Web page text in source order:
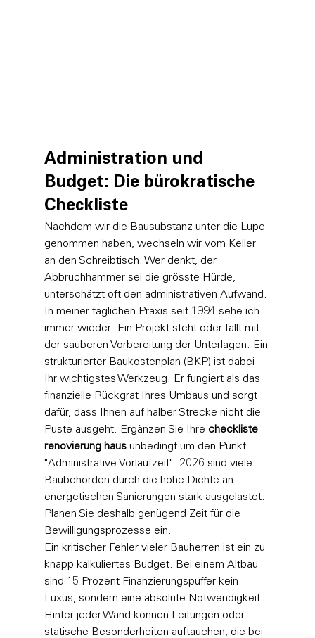
Administration und
Budget: Die bürokratische
Checkliste
Nachdem wir die Bausubstanz unter die Lupe
genommen haben, wechseln wir vom Keller
an den Schreibtisch. Wer denkt, der
Abbruchhammer sei die grösste Hürde,
unterschätzt oft den administrativen Aufwand.
In meiner täglichen Praxis seit 1994 sehe ich
immer wieder: Ein Projekt steht oder fällt mit
der sauberen Vorbereitung der Unterlagen. Ein
strukturierter Baukostenplan (BKP) ist dabei
Ihr wichtigstes Werkzeug. Er fungiert als das
finanzielle Rückgrat Ihres Umbaus und sorgt
dafür, dass Ihnen auf halber Strecke nicht die
Puste ausgeht. Ergänzen Sie Ihre checkliste
renovierung haus unbedingt um den Punkt
"Administrative Vorlaufzeit". 2026 sind viele
Baubehörden durch die hohe Dichte an
energetischen Sanierungen stark ausgelastet.
Planen Sie deshalb genügend Zeit für die
Bewilligungsprozesse ein.
Ein kritischer Fehler vieler Bauherren ist ein zu
knapp kalkuliertes Budget. Bei einem Altbau
sind 15 Prozent Finanzierungspuffer kein
Luxus, sondern eine absolute Notwendigkeit.
Hinter jeder Wand können Leitungen oder
statische Besonderheiten auftauchen, die bei